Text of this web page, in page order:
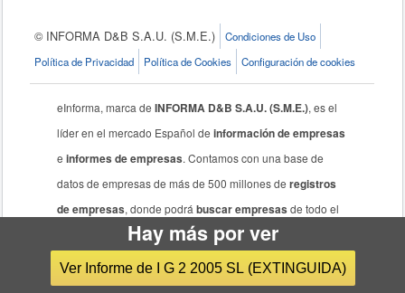
© INFORMA D&B S.A.U. (S.M.E.)
Condiciones de Uso
Política de Privacidad
Política de Cookies Configuración de cookies
eInforma, marca deINFORMA D&B S.A.U. (S.M.E.), es el
líder en el mercado Español deinformación de empresas
einformes de empresas. Contamos con una base de
datos de empresas de más de 500 millones deregistros
de empresas, donde podrábuscar empresas de todo el
mundo, más de 7 millones de agentes económicos
nacionales y acceso a Prospecta.
Hay más por ver
Ver Informe de I G 2 2005 SL (EXTINGUIDA)